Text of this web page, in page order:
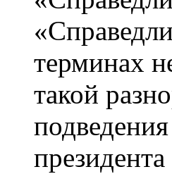
терминах
такой